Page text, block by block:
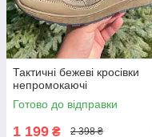
Тактичні бежеві кросівки
непромокаючі
Готово до відправки
1 199 ₴ 2 398 ₴